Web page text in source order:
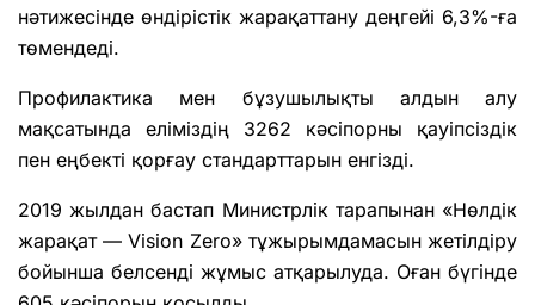
нәтижесінде өндірістік жарақаттану деңгейі 6,3%-ға
төмендеді.
Профилактика мен бұзушылықты алдын алу
мақсатында еліміздің 3262 кәсіпорны қауіпсіздік
пен еңбекті қорғау стандарттарын енгізді.
2019 жылдан бастап Министрлік тарапынан «Нөлдік
жарақат — Vision Zero» тұжырымдамасын жетілдіру
бойынша белсенді жұмыс атқарылуда. Оған бүгінде